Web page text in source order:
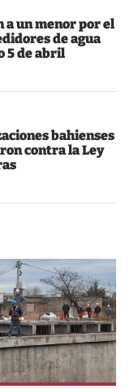
un menor por el
de agua
5 de abril
bahienses
contra la Ley